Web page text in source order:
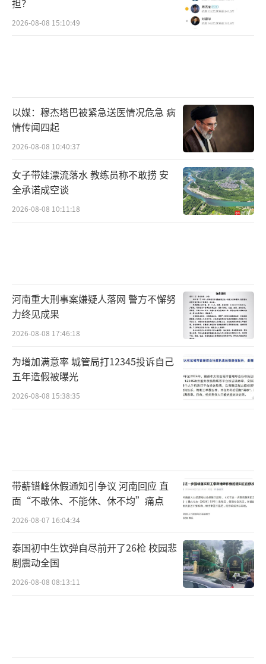
2026-08-08 15:10:49
以媒：穆杰塔巴被紧急送医情况危急 病
情传闻四起
2026-08-08 10:40:37
女子带娃漂流落水 教练员称不敢捞 安
全承诺成空谈
2026-08-08 10:11:18
河南重大刑事案嫌疑人落网 警方不懈努
力终见成果
2026-08-08 17:46:18
为增加满意率 城管局打12345投诉自己
五年造假被曝光
2026-08-08 15:38:35
带薪错峰休假通知引争议 河南回应 直
面“不敢休、不能休、休不均”痛点
2026-08-07 16:04:34
泰国初中生饮弹自尽前开了26枪 校园悲
剧震动全国
2026-08-08 08:13:11